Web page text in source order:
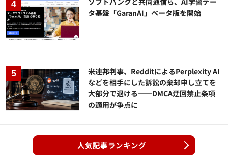
タ基盤「GaranAI」ベータ版を開始
米連邦判事、RedditによるPerplexity AI
などを相手にした訴訟の棄却申し立てを
大部分で退ける——DMCA迂回禁止条項
の適用が争点に
人気記事ランキング